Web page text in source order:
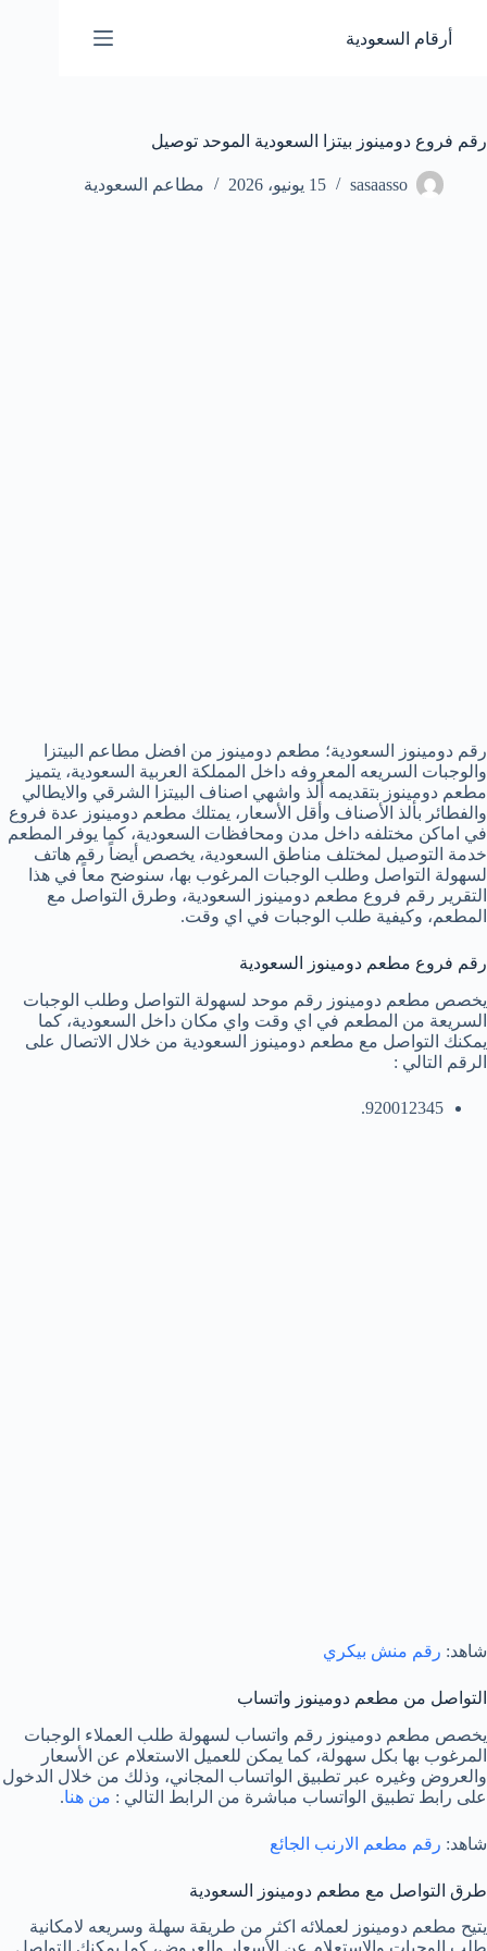
المحتوى
أرقام السعودية
رقم فروع دومينوز بيتزا السعودية الموحد توصيل
sasaasso 15 يونيو، 2026 مطاعم السعودية
رقم دومينوز السعودية؛ مطعم دومينوز من افضل مطاعم البيتزا
والوجبات السريعه المعروفه داخل المملكة العربية السعودية، يتميز
مطعم دومينوز بتقديمه ألذ واشهي اصناف البيتزا الشرقي والايطالي
والفطائر بألذ الأصناف وأقل الأسعار، يمتلك مطعم دومينوز عدة فروع
في اماكن مختلفه داخل مدن ومحافظات السعودية، كما يوفر المطعم
خدمة التوصيل لمختلف مناطق السعودية، يخصص أيضاً رقم هاتف
لسهولة التواصل وطلب الوجبات المرغوب بها، سنوضح معاً في هذا
التقرير رقم فروع مطعم دومينوز السعودية، وطرق التواصل مع
المطعم، وكيفية طلب الوجبات في اي وقت.
رقم فروع مطعم دومينوز السعودية
يخصص مطعم دومينوز رقم موحد لسهولة التواصل وطلب الوجبات
السريعة من المطعم في اي وقت واي مكان داخل السعودية، كما
يمكنك التواصل مع مطعم دومينوز السعودية من خلال الاتصال على
الرقم التالي :
920012345.
شاهد: رقم منش بيكري
التواصل من مطعم دومينوز واتساب
يخصص مطعم دومينوز رقم واتساب لسهولة طلب العملاء الوجبات
المرغوب بها بكل سهولة، كما يمكن للعميل الاستعلام عن الأسعار
والعروض وغيره عبر تطبيق الواتساب المجاني، وذلك من خلال الدخول
على رابط تطبيق الواتساب مباشرة من الرابط التالي : من هنا.
شاهد: رقم مطعم الارنب الجائع
طرق التواصل مع مطعم دومينوز السعودية
يتيح مطعم دومينوز لعملائه اكثر من طريقة سهلة وسريعه لامكانية